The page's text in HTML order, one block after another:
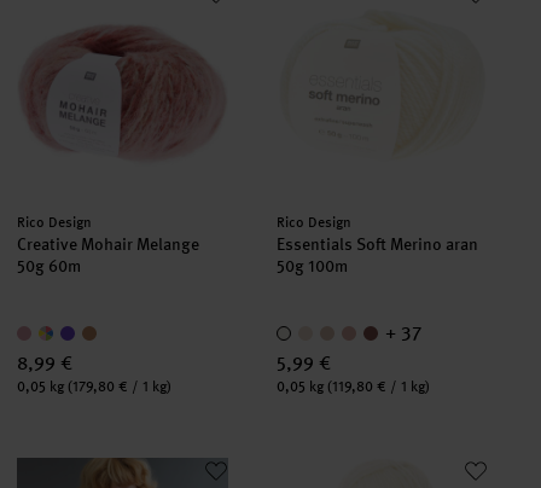
Hersteller:
Rico Design
Creative Mohair Melange
50g 60m
8,99 €
Inhalt:
0,05 kg (179,80 € / 1 kg)
Hersteller:
Rico Design
Essentials Soft Merino aran
50g 100m
+ 37
5,99 €
Inhalt:
0,05 kg (119,80 € / 1 kg)
Strickanleitung Kinderpullover aus Soft Merino
Essentials Fine Fine Merino